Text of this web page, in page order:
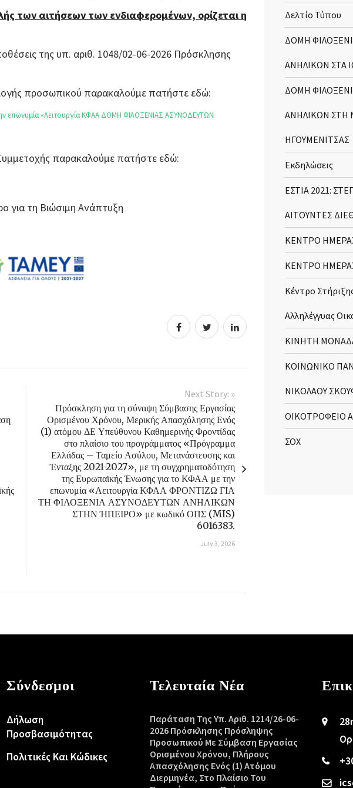
των αιτήσεων των ενδιαφερομένων, ορίζεται η
της υπ. αριθ. 1048/02-06-2026 Πρόσκλησης
προσωπικού παρακαλούμε πατήστε εδώ:
επωνυμία «Λειτουργία ΚΦΑΑ ΔΟΜΗ ΦΙΛΟΞΕΝΙΑΣ ΑΣΥΝΟΔΕΥΤΩΝ
παρακαλούμε πατήστε εδώ:
για τη Βιώσιμη Ανάπτυξη
Next Story: »
Πρόσκληση για τη σύναψη Σύμβασης Εργασίας
Ορισμένου Χρόνου, Μερικής Απασχόλησης Ενός
(1) ατόμου ΔΕ Υπεύθυνου Καθημερινής Φροντίδας
στο πλαίσιο του προγράμματος «Πρόγραμμα
Ελλάδας – Ταμείο Ασύλου, Μετανάστευσης και
Ένταξης 2021-2027», με τη συγχρηματοδότηση
της Ευρωπαϊκής Ένωσης για το ΚΦΑΑ με την
επωνυμία «Λειτουργία ΚΦΑΑ ΦΡΟΝΤΙΖΩ ΓΙΑ
ΤΗ ΦΙΛΟΞΕΝΙΑ ΑΣΥΝΟΔΕΥΤΩΝ ΑΝΗΛΙΚΩΝ
ΣΤΗΝ ΉΠΕΙΡΟ» με κωδικό ΟΠΣ (MIS)
6016383.
July 3, 2026
Δελτίο Τύπου
ΔΟΜΗ
ΑΝΗΛΙΚΩΝ ΣΤΑ
ΔΟΜΗ
ΑΝΗΛΙΚΩΝ ΣΤΗ
ΗΓΟΥΜΕΝΙΤΣΑΣ
Εκδηλώσεις
ΕΣΤΙΑ 2021:
ΑΙΤΟΥΝΤΕΣ
ΚΕΝΤΡΟ
ΚΕΝΤΡΟ
Κέντρο
Αλληλέγγυας
ΚΙΝΗΤΗ
ΚΟΙΝΩΝΙΚΟ
ΝΙΚΟΛΑΟΥ
ΟΙΚΟΤΡΟΦΕΙΟ
ΣΟΧ
Σύνδεσμοι
Δήλωση
Προσβασιμότητας
Πολιτικές Και Κώδικες
Τελευταία Νέα
Παράταση Της Υπ. Αριθ. 1214/26-06-
2026 Πρόσκλησης Πρόσληψης
Προσωπικού Με Σύμβαση Εργασίας
Ορισμένου Χρόνου, Πλήρους
Απασχόλησης Ενός (1) Ατόμου
Διερμηνέα, Στο Πλαίσιο Του